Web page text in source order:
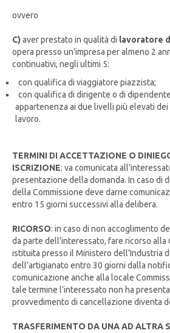
ovvero
C) aver prestato in qualità di lavoratore
opera presso un’impresa per almeno 2
continuativi, negli ultimi 5:
con qualifica di viaggiatore piazzista;
con qualifica di dirigente o di
appartenenza ai due livelli più elevati
lavoro.
TERMINI DI ACCETTAZIONE O
ISCRIZIONE: va comunicata
presentazione della domanda. In caso di
della Commissione deve darne
entro 15 giorni successivi alla delibera.
RICORSO: in caso di non accoglimento
da parte dell’interessato, fare ricorso alla
istituita presso il Ministero dell’Industria
dell’artigianato entro 30 giorni dalla
comunicazione anche alla locale
tale termine l’interessato non ha
provvedimento di cancellazione diventa
TRASFERIMENTO DA UNA AD ALTRA